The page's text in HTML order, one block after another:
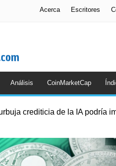
Acerca Escritores
Análisis CoinMarketCap
crediticia de la IA podría